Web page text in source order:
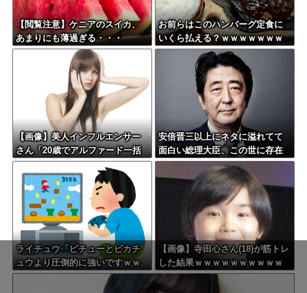
【閲覧注意】ケニアのスイカ、
あまりにも薄過ぎる・・・
お前らはこのハンバーグ定食に
いくら払える？ｗｗｗｗｗｗｗ
ｗｗｗ
【画像】美人インフルエンサー
さん「20歳でアルファード一括
で買えちゃう私って素敵」←こ
れってガチなん？それともネタ
なん？w w w w w w w w w
安倍晋三以上にネタに溢れてて
面白い総理大臣、この世に存在
しない説wwwwwww
ライチュウ「ピチューとピカチ
ュウより圧倒的に強いですｗｗ
ｗｗ」←こいつが不人気な理由
【画像】寺田心さん(18)が筋トレ
した結果ｗｗｗｗｗｗｗｗｗｗ
ｗｗｗｗｗｗｗｗｗ